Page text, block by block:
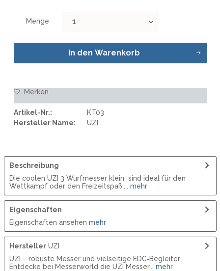
Menge
In den Warenkorb
Merken
Artikel-Nr.:
KT03
Hersteller Name:
UZI
Beschreibung
Die coolen UZI 3 Wurfmesser klein sind ideal für den
Wettkampf oder den Freizeitspaß....
mehr
Eigenschaften
Eigenschaften ansehen mehr
HerstellerUZI
UZI – robuste Messer und vielseitige EDC‑Begleiter
Entdecke bei Messerworld die UZI Messer...
mehr